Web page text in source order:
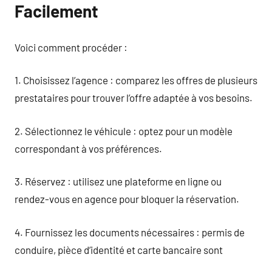
Facilement
Voici comment procéder :
1. Choisissez l’agence : comparez les offres de plusieurs
prestataires pour trouver l’offre adaptée à vos besoins.
2. Sélectionnez le véhicule : optez pour un modèle
correspondant à vos préférences.
3. Réservez : utilisez une plateforme en ligne ou
rendez-vous en agence pour bloquer la réservation.
4. Fournissez les documents nécessaires : permis de
conduire, pièce d’identité et carte bancaire sont